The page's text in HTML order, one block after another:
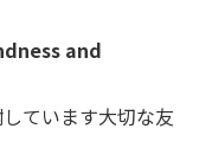
and
ています大切な友